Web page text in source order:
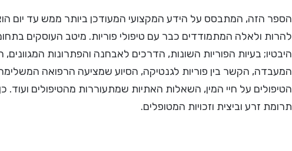
הספר הזה, המתבסס על הידע המקצועי המעודכן ביותר ממש עד יום
להרות ולאלה המתמודדים כבר עם טיפולי פוריות. מיטב העוסקים
היבטיו; בעיות הפוריות השונות, הדרכים לאבחנה והפתרונות
המעבדה, הקשר בין פוריות לגנטיקה, הסיוע שמציעה הרפואה
הטיפולים על חיי המין, השאלות האתיות שמתעוררות מהטיפולים ועוד.
תרומת זרע וביצית וזכויות המטופלים.